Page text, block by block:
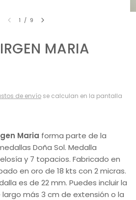
1 / 9
MARIA
de envío se calculan en la pantalla
Maria forma parte de la
Doña Sol. Medalla
y 7 topacios. Fabricado en
en oro de 18 kts con 2 micras.
es de 22 mm. Puedes incluir la
más 3 cm de extensión o la